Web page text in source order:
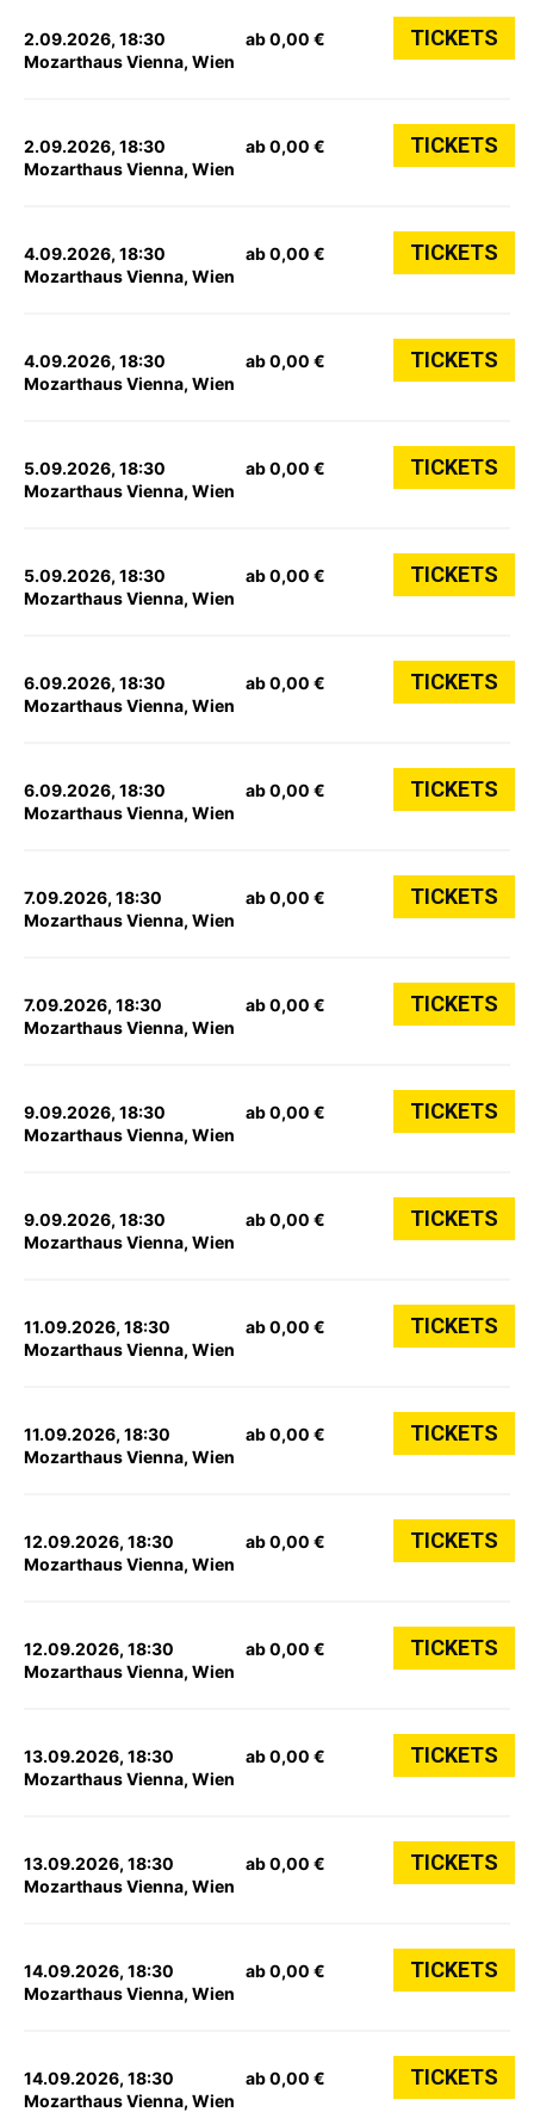
2.09.2026, 18:30
Mozarthaus Vienna, Wien
ab 0,00 € TICKETS
2.09.2026, 18:30
Mozarthaus Vienna, Wien
ab 0,00 € TICKETS
4.09.2026, 18:30
Mozarthaus Vienna, Wien
ab 0,00 € TICKETS
4.09.2026, 18:30
Mozarthaus Vienna, Wien
ab 0,00 € TICKETS
5.09.2026, 18:30
Mozarthaus Vienna, Wien
ab 0,00 € TICKETS
5.09.2026, 18:30
Mozarthaus Vienna, Wien
ab 0,00 € TICKETS
6.09.2026, 18:30
Mozarthaus Vienna, Wien
ab 0,00 € TICKETS
6.09.2026, 18:30
Mozarthaus Vienna, Wien
ab 0,00 € TICKETS
7.09.2026, 18:30
Mozarthaus Vienna, Wien
ab 0,00 € TICKETS
7.09.2026, 18:30
Mozarthaus Vienna, Wien
ab 0,00 € TICKETS
9.09.2026, 18:30
Mozarthaus Vienna, Wien
ab 0,00 € TICKETS
9.09.2026, 18:30
Mozarthaus Vienna, Wien
ab 0,00 € TICKETS
11.09.2026, 18:30
Mozarthaus Vienna, Wien
ab 0,00 € TICKETS
11.09.2026, 18:30
Mozarthaus Vienna, Wien
ab 0,00 € TICKETS
12.09.2026, 18:30
Mozarthaus Vienna, Wien
ab 0,00 € TICKETS
12.09.2026, 18:30
Mozarthaus Vienna, Wien
ab 0,00 € TICKETS
13.09.2026, 18:30
Mozarthaus Vienna, Wien
ab 0,00 € TICKETS
13.09.2026, 18:30
Mozarthaus Vienna, Wien
ab 0,00 € TICKETS
14.09.2026, 18:30
Mozarthaus Vienna, Wien
ab 0,00 € TICKETS
14.09.2026, 18:30
Mozarthaus Vienna, Wien
ab 0,00 € TICKETS